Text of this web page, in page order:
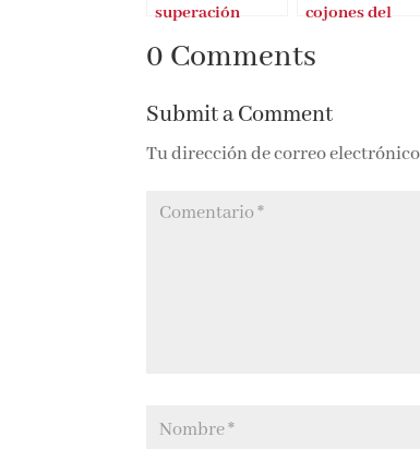
superación
cojones del
positivo
0 Comments
Submit a Comment
Tu dirección de correo